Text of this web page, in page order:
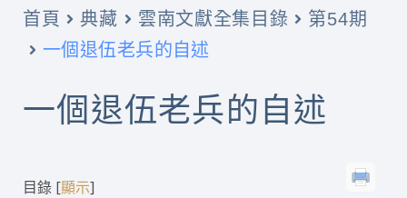
首頁 典藏 雲南文獻全集目錄 第54期
一個退伍老兵的自述
一個退伍老兵的自述
目錄 [顯示]